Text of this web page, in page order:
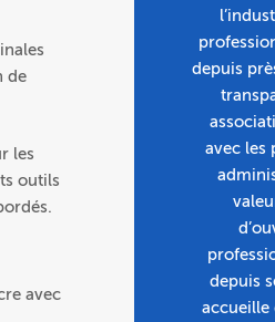
de
les
outils
avec
depuis
avec les
depuis
accueille